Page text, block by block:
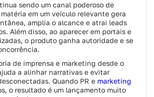
sendo um canal poderoso de
em um veículo relevante gera
amplia o alcance e atrai leads
Além disso, ao aparecer em portais e
o produto ganha autoridade e se
de imprensa e marketing desde o
a alinhar narrativas e evitar
Quando PR e marketing
o resultado é um lançamento muito